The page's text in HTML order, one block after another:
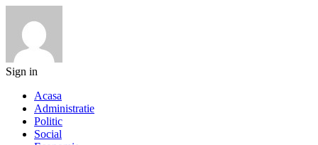
Sign in
Acasa
Administratie
Politic
Social